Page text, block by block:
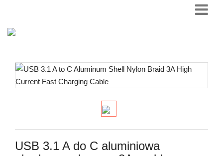
USB 3.1 A do C aluminiowa